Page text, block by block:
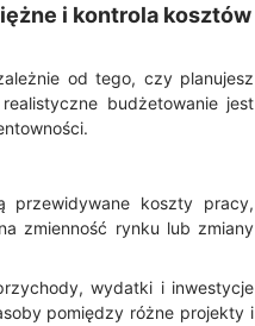
i kontrola kosztów
od tego, czy planujesz
budżetowanie jest
przewidywane koszty pracy,
zmienność rynku lub zmiany
wydatki i inwestycje
pomiędzy różne projekty i